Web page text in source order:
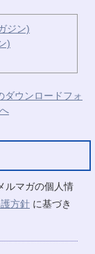
ジン)
)
ルマガの個人情
方針 に基づき